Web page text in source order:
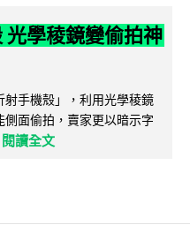
光學稜鏡變偷拍神
手機殼」，利用光學稜鏡
面偷拍，賣家更以暗示字
閱讀全文